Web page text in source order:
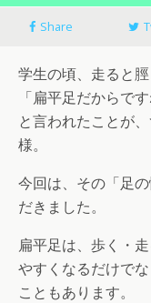
Share
学生の頃、走ると
「扁平足だからです
と言われたことが
様。
今回は、その「足
だきました。
扁平足は、歩く・
やすくなるだけで
こともあります。